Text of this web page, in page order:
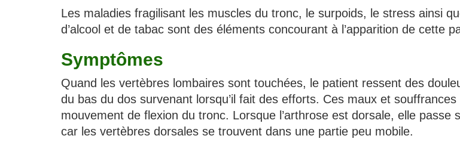
Les maladies fragilisant les muscles du tronc, le surpoids, le stress ainsi
d’alcool et de tabac sont des éléments concourant à l’apparition de cette
Symptômes
Quand les vertèbres lombaires sont touchées, le patient ressent des
du bas du dos survenant lorsqu’il fait des efforts. Ces maux et souffrances
mouvement de flexion du tronc. Lorsque l’arthrose est dorsale, elle passe
car les vertèbres dorsales se trouvent dans une partie peu mobile.